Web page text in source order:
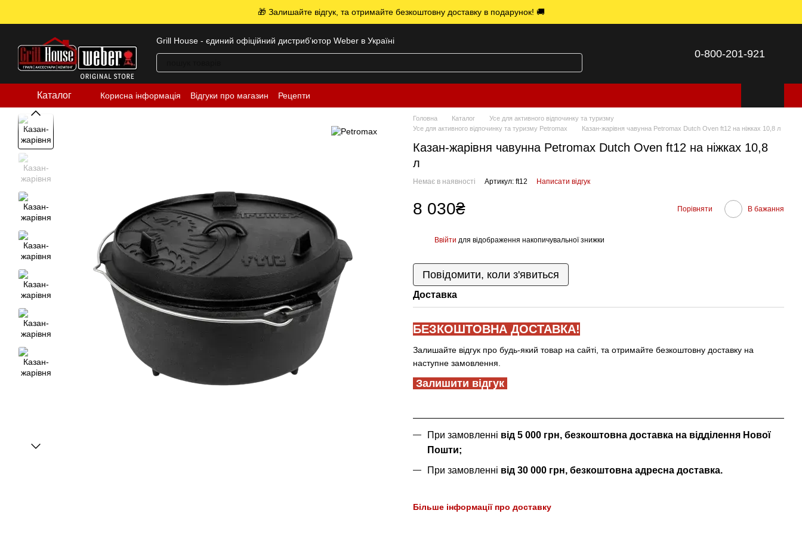
🎁 Залишайте відгук, та отримайте безкоштовну доставку в подарунок! 🚚
Grill House - єдиний офіційний дистрибʼютор Weber в Україні
0-800-201-921
Каталог Корисна інформація Відгуки про магазин Рецепти
Головна Каталог
Усе для активного відпочинку та туризму
Усе для активного відпочинку та туризму Petromax
Казан-жарівня чавунна Petromax Dutch Oven ft12 на ніжках 10,8 л
Казан-жарівня чавунна Petromax Dutch Oven ft12 на ніжках 10,8
л
Немає в наявності Артикул: ft12 Написати відгук
8 030₴ Порівняти В бажання
Ввійти для відображення накопичувальної знижки
Повідомити, коли з'явиться
Доставка
БЕЗКОШТОВНА ДОСТАВКА!
Залишайте відгук про будь-який товар на сайті, та отримайте безкоштовну доставку на
наступне замовлення.
Залишити відгук
При замовленні від 5 000 грн, безкоштовна доставка на відділення Нової
Пошти;
При замовленні від 30 000 грн, безкоштовна адресна доставка.
Більше інформації про доставку